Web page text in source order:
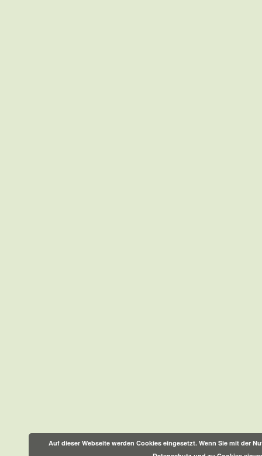
Auf dieser Webseite werden Cookies eingesetzt. Wenn Sie mit der